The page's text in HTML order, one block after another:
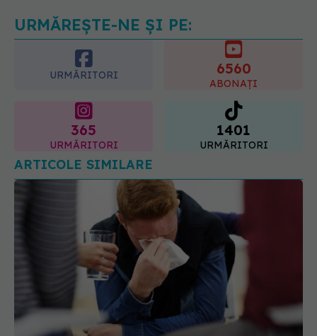
URMĂREȘTE-NE ȘI PE:
URMĂRITORI 6560
ABONAȚI
365
URMĂRITORI
1401
URMĂRITORI
ARTICOLE SIMILARE